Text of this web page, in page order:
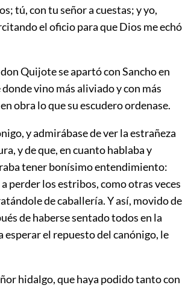
tú, con tu señor a cuestas; y yo,
el oficio para que Dios me echó
Quijote se apartó con Sancho en
vino más aliviado y con más
obra lo que su escudero ordenase.
y admirábase de ver la estrañeza
y de que, en cuanto hablaba y
tener bonísimo entendimiento:
perder los estribos, como otras veces
de caballería. Y así, movido de
de haberse sentado todos en la
esperar el repuesto del canónigo, le
hidalgo, que haya podido tanto con